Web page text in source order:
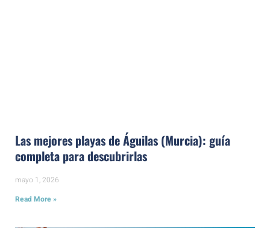
Las mejores playas de Águilas (Murcia): guía
completa para descubrirlas
mayo 1, 2026
Read More »